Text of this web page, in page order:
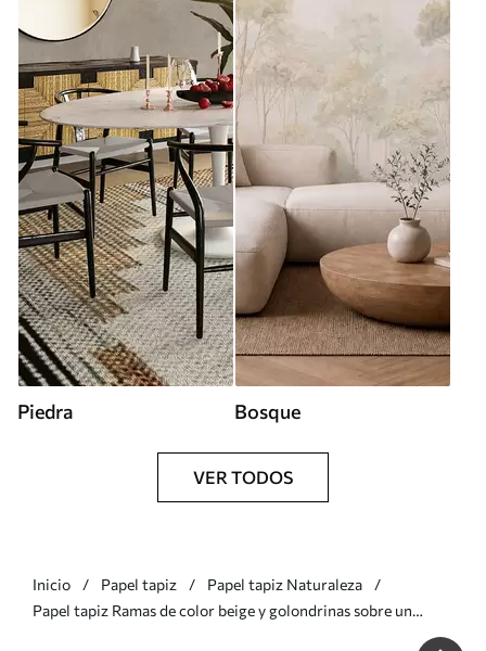
Piedra Bosque
VER TODOS
Inicio Papel tapiz
Papel tapiz Naturaleza
Papel tapiz Ramas de color beige y golondrinas sobre un